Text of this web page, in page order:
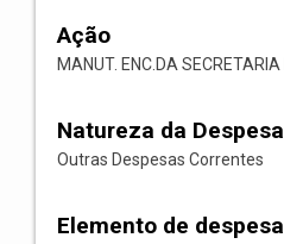
Ação
MANUT. ENC.DA
Natureza da Despesa
Outras Despesas Correntes
Elemento de despesa